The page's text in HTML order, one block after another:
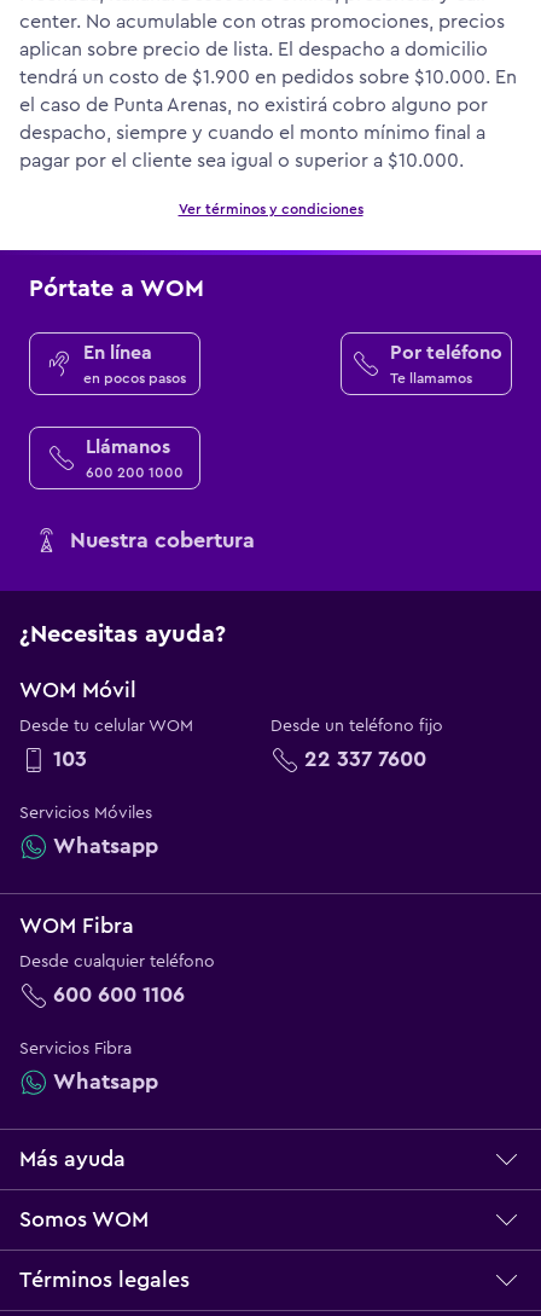
center. No acumulable con otras promociones, precios
aplican sobre precio de lista. El despacho a domicilio
tendrá un costo de $1.900 en pedidos sobre $10.000. En
el caso de Punta Arenas, no existirá cobro alguno por
despacho, siempre y cuando el monto mínimo final a
pagar por el cliente sea igual o superior a $10.000.
Ver términos y condiciones
Pórtate a WOM
En línea
en pocos pasos
Por teléfono
Te llamamos
Llámanos
600 200 1000
Nuestra cobertura
¿Necesitas ayuda?
WOM Móvil
Desde tu celular WOM
103
Desde un teléfono fijo
22 337 7600
Servicios Móviles
Whatsapp
WOM Fibra
Desde cualquier teléfono
600 600 1106
Servicios Fibra
Whatsapp
Más ayuda
Servicio técnico
Norma Multibanda
Somos WOM
Sobre WOM
Nuestros Valores
Términos legales